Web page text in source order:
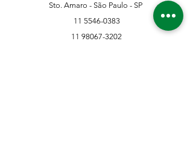
Sto. Amaro - São Paulo - SP
11 5546-0383
11 98067-3202